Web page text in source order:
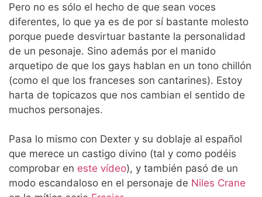
Pero no es sólo el hecho de que sean voces
diferentes, lo que ya es de por sí bastante molesto
porque puede desvirtuar bastante la personalidad
de un pesonaje. Sino además por el manido
arquetipo de que los gays hablan en un tono chillón
(como el que los franceses son cantarines). Estoy
harta de topicazos que nos cambian el sentido de
muchos personajes.
Pasa lo mismo con Dexter y su doblaje al español
que merece un castigo divino (tal y como podéis
comprobar en este vídeo), y también pasó de un
modo escandaloso en el personaje de Niles Crane